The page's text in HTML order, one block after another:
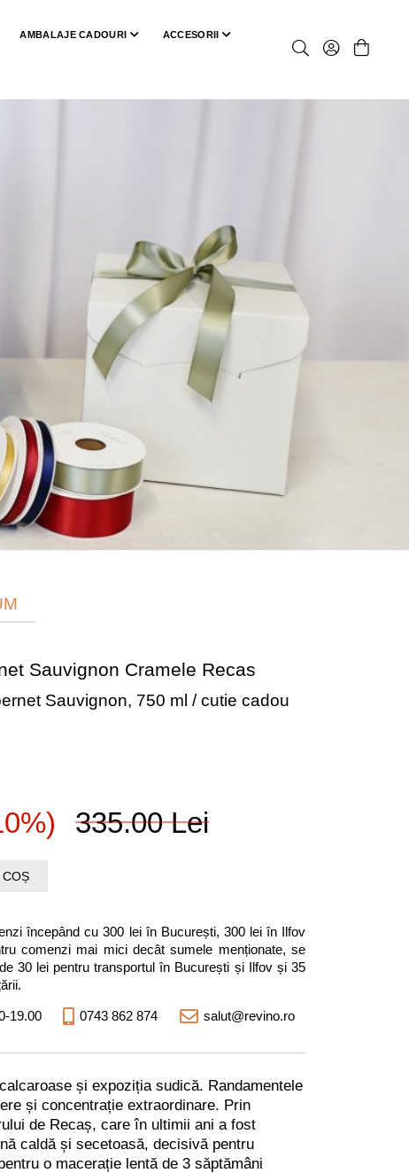
AMBALAJE CADOURI ACCESORII
Sauvignon Cramele Recas
Sauvignon, 750 ml / cutie cadou
335.00 Lei
COȘ
începând cu 300 lei în București, 300 lei în Ilfov
comenzi mai mici decât sumele menționate, se
30 lei pentru transportul în București și Ilfov și 35
19.00 0743 862 874 salut@revino.ro
și expoziția sudică. Randamentele
și concentrație extraordinare. Prin
de Recaș, care în ultimii ani a fost
caldă și secetoasă, decisivă pentru
o macerație lentă de 3 săptămâni